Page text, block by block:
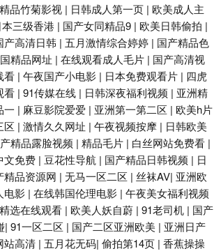
品竹菊影视 | 日韩成人第一页 | 欧美成人主
本三级香港 | 国产女同精品9 | 欧美日韩偷拍 |
产高清日韩 | 五月激情综合婷婷 | 国产精品色
精品网址 | 在线观看成人毛片 | 国产高清视
看 | 午夜国产小电影 | 日本免费观看片 | 四虎
看 | 91传媒在线 | 日韩深夜福利视频 | 亚洲精
一 | 麻豆影院爱爱 | 亚洲第一第二区 | 欧美h片
区 | 激情久久网址 | 午夜视频按摩 | 日韩欧美
精品露脸视频 | 精品毛片 | 白丝网站免费看 |
文免费 | 豆花性导航 | 国产精品日韩视频 | 日
精品资源网 | 无马一区二区 | 丝袜AV| 亚洲欧
电影 | 在线韩国伦理电影 | 午夜美女福利视频
选在线观看 | 欧美人妖自蔚 | 91老司机 | 国产
| 91一区二区 | 国产二区亚洲欧美 | 亚洲日产
站高清 | 五月花无码| 偷拍第14页 | 香蕉操操